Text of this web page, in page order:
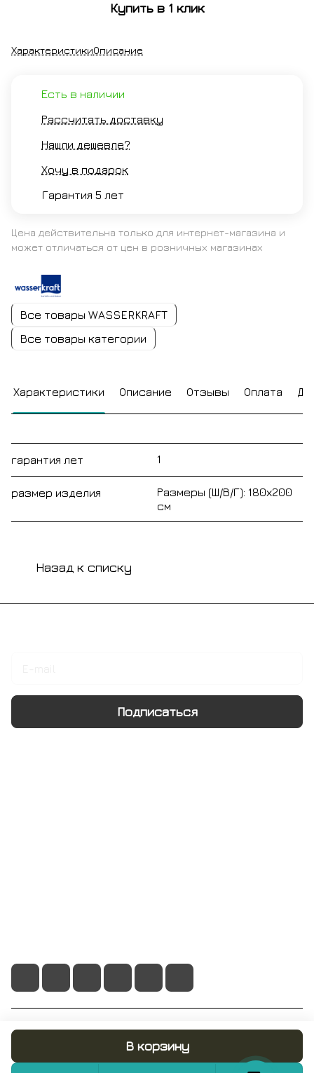
В корзину
Купить в 1 клик
ХарактеристикиОписание
Есть в наличии
Рассчитать доставку
Нашли дешевле?
Хочу в подарок
Гарантия 5 лет
Цена действительна только для интернет-магазина и
может отличаться от цен в розничных магазинах
Все товары WASSERKRAFT
Все товары категории
Характеристики Описание Отзывы Оплата
гарантия лет 1
размер изделия
Размеры (Ш/В/Г): 180х200
см
Назад к списку
Подписаться
© 2026 RUMIX.SHOP